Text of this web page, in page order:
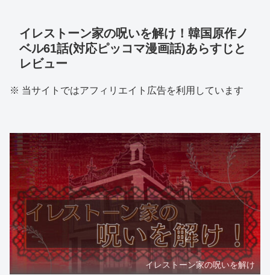
イレストーン家の呪いを解け！韓国原作ノ
ベル61話(対応ピッコマ漫画話)あらすじと
レビュー
※ 当サイトではアフィリエイト広告を利用しています
イレストーン家の呪いを解け